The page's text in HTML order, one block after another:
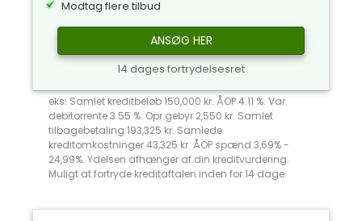
Modtag flere tilbud
ANSØG HER
14 dages fortrydelsesret
eks: Samlet kreditbeløb 150,000 kr. ÅOP 4.11 %. Var.
debitorrente 3.55 %. Opr.gebyr 2,550 kr. Samlet
tilbagebetaling 193,325 kr. Samlede
kreditomkostninger 43,325 kr. ÅOP spænd 3,69% -
24,99%. Ydelsen afhænger af din kreditvurdering.
Muligt at fortryde kreditaftalen inden for 14 dage.